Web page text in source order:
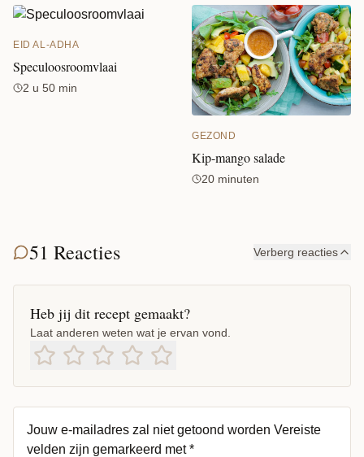
EID AL-ADHA
Speculoosroomvlaai
2 u 50 min
GEZOND
Kip-mango salade
20 minuten
51 Reacties Verberg reacties
Heb jij dit recept gemaakt?
Laat anderen weten wat je ervan vond.
Jouw e-mailadres zal niet getoond worden Vereiste
velden zijn gemarkeerd met*